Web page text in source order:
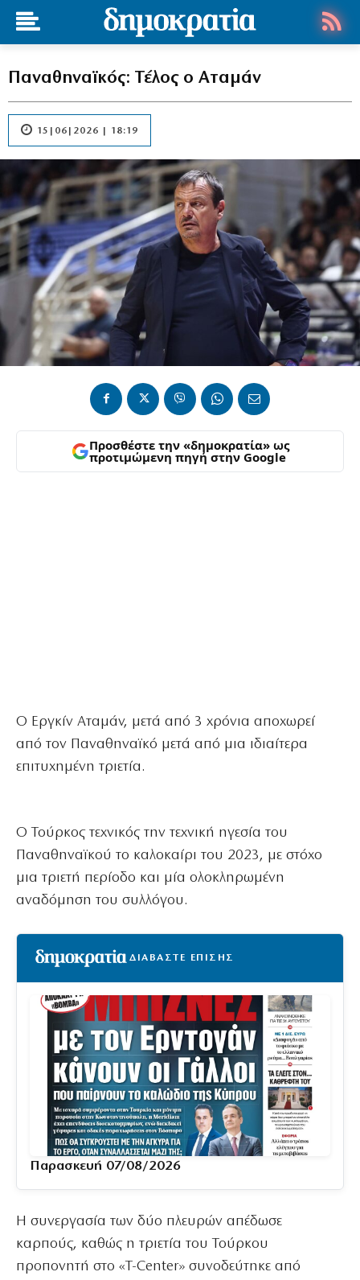
Παναθηναϊκός: Τέλος ο Αταμάν
15|06|2026 | 18:19
Προσθέστε την «δημοκρατία» ως
προτιμώμενη πηγή στην Google
O Εργκίν Αταμάν, μετά από 3 χρόνια αποχωρεί
από τον Παναθηναϊκό μετά από μια ιδιαίτερα
επιτυχημένη τριετία.
Ο Τούρκος τεχνικός την τεχνική ηγεσία του
Παναθηναϊκού το καλοκαίρι του 2023, με στόχο
μια τριετή περίοδο και μία ολοκληρωμένη
αναδόμηση του συλλόγου.
ΔΙΑΒΑΣΤΕ ΕΠΙΣΗΣ
Παρασκευή 07/08/2026
Η συνεργασία των δύο πλευρών απέδωσε
καρπούς, καθώς η τριετία του Τούρκου
προπονητή στο «T-Center» συνοδεύτηκε από